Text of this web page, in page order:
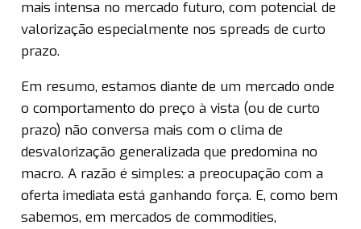
mais intensa no mercado futuro, com potencial de
valorização especialmente nos spreads de curto
prazo.
Em resumo, estamos diante de um mercado onde
o comportamento do preço à vista (ou de curto
prazo) não conversa mais com o clima de
desvalorização generalizada que predomina no
macro. A razão é simples: a preocupação com a
oferta imediata está ganhando força. E, como bem
sabemos, em mercados de commodities,